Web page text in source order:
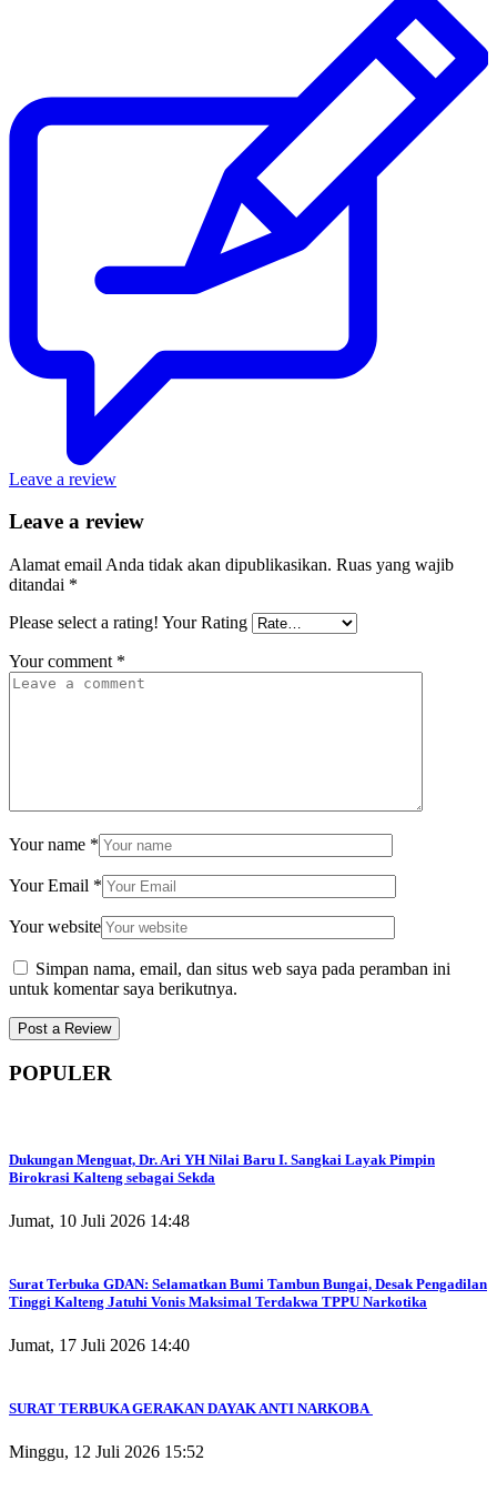
Leave a review
Leave a review
Alamat email Anda tidak akan dipublikasikan. Ruas yang wajib
ditandai *
Please select a rating! Your Rating
Your comment *
Your name *
Your Email *
Your website
Simpan nama, email, dan situs web saya pada peramban ini
untuk komentar saya berikutnya.
POPULER
Dukungan Menguat, Dr. Ari YH Nilai Baru I. Sangkai Layak Pimpin
Birokrasi Kalteng sebagai Sekda
Jumat, 10 Juli 2026 14:48
Surat Terbuka GDAN: Selamatkan Bumi Tambun Bungai, Desak Pengadilan
Tinggi Kalteng Jatuhi Vonis Maksimal Terdakwa TPPU Narkotika
Jumat, 17 Juli 2026 14:40
SURAT TERBUKA GERAKAN DAYAK ANTI NARKOBA
Minggu, 12 Juli 2026 15:52